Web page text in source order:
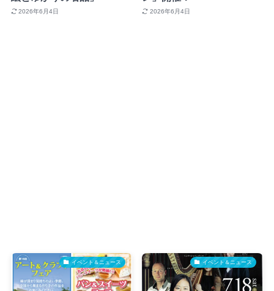
2026年6月4日 2026年6月4日
イベント＆ニュース イベント＆ニュース